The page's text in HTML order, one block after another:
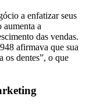
a enfatizar seus
a
das vendas.
afirmava que sua
os dentes”, o que